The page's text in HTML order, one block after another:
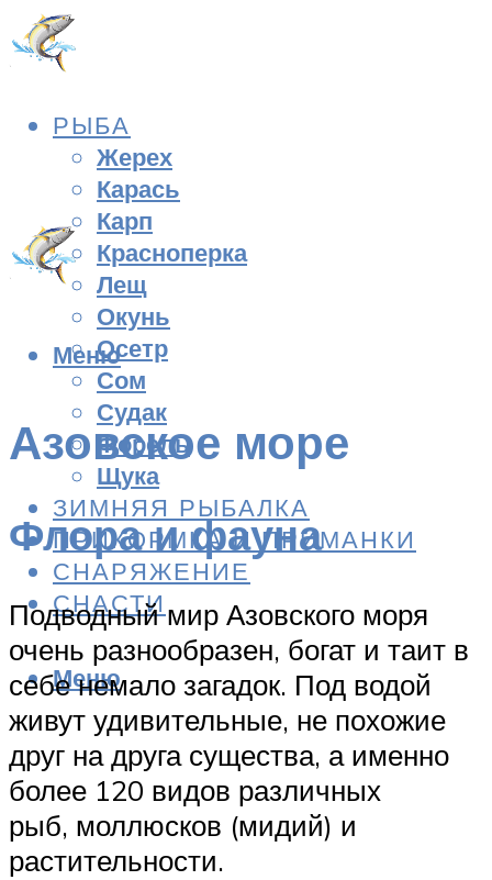
РЫБА
Жерех
Карась
Карп
Красноперка
Лещ
Окунь
Осетр
Сом
Судак
Форель
Щука
ЗИМНЯЯ РЫБАЛКА
ПРИКОРМКА И ПРИМАНКИ
СНАРЯЖЕНИЕ
СНАСТИ
Меню
Меню
Азовское море
Флора и фауна
Подводный мир Азовского моря
очень разнообразен, богат и таит в
себе немало загадок. Под водой
живут удивительные, не похожие
друг на друга существа, а именно
более 120 видов различных
рыб, моллюсков (мидий) и
растительности.